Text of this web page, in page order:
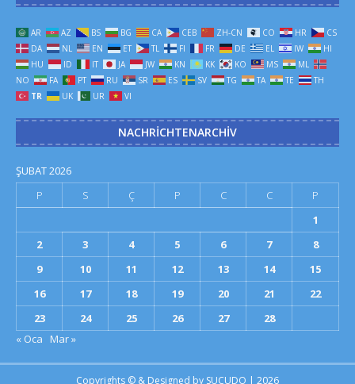
AR AZ BS BG CA CEB ZH-CN CO HR
CS
DA
NL EN ET TL FI FR DE EL IW
HI
HU
ID IT JA JW KN KK KO MS
ML
NO
FA PT RU SR ES SV TG TA TE
TH
TR
UK UR VI
NACHRICHTENARCHIV
ŞUBAT 2026
P
S Ç P C C
P
1
2
3 4 5 6 7
8
9
10 11 12 13 14
15
16
17 18 19 20 21
22
23
24 25 26 27
28
« Oca
Mar »
Copyrights © & Designed by SUCUDO | 2026